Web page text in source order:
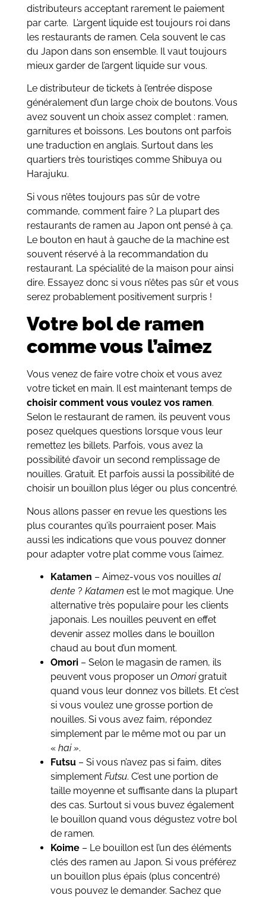
distributeurs acceptant rarement le paiement
par carte. L’argent liquide est toujours roi dans
les restaurants de ramen. Cela souvent le cas
du Japon dans son ensemble. Il vaut toujours
mieux garder de l’argent liquide sur vous.
Le distributeur de tickets à l’entrée dispose
généralement d’un large choix de boutons. Vous
avez souvent un choix assez complet : ramen,
garnitures et boissons. Les boutons ont parfois
une traduction en anglais. Surtout dans les
quartiers très touristiqes comme Shibuya ou
Harajuku.
Si vous n’êtes toujours pas sûr de votre
commande, comment faire ? La plupart des
restaurants de ramen au Japon ont pensé à ça.
Le bouton en haut à gauche de la machine est
souvent réservé à la recommandation du
restaurant. La spécialité de la maison pour ainsi
dire. Essayez donc si vous n’êtes pas sûr et vous
serez probablement positivement surpris !
Votre bol de ramen
comme vous l’aimez
Vous venez de faire votre choix et vous avez
votre ticket en main. Il est maintenant temps de
choisir comment vous voulez vos ramen.
Selon le restaurant de ramen, ils peuvent vous
posez quelques questions lorsque vous leur
remettez les billets. Parfois, vous avez la
possibilité d’avoir un second remplissage de
nouilles. Gratuit. Et parfois aussi la possibilité de
choisir un bouillon plus léger ou plus concentré.
Nous allons passer en revue les questions les
plus courantes qu’ils pourraient poser. Mais
aussi les indications que vous pouvez donner
pour adapter votre plat comme vous l’aimez.
Katamen – Aimez-vous vos nouilles al
dente ? Katamen est le mot magique. Une
alternative très populaire pour les clients
japonais. Les nouilles peuvent en effet
devenir assez molles dans le bouillon
chaud au bout d’un moment.
Omori– Selon le magasin de ramen, ils
peuvent vous proposer un Omorigratuit
quand vous leur donnez vos billets. Et c’est
si vous voulez une grosse portion de
nouilles. Si vous avez faim, répondez
simplement par le même mot ou par un
« hai ».
Futsu– Si vous n’avez pas si faim, dites
simplement Futsu. C’est une portion de
taille moyenne et suffisante dans la plupart
des cas. Surtout si vous buvez également
le bouillon quand vous dégustez votre bol
de ramen.
Koime– Le bouillon est l’un des éléments
clés des ramen au Japon. Si vous préférez
un bouillon plus épais (plus concentré)
vous pouvez le demander. Sachez que